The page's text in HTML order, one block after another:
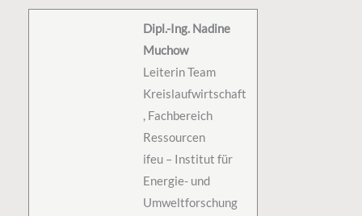
Dipl.-Ing. Nadine
Muchow
Leiterin Team
Kreislaufwirtschaft
, Fachbereich
Ressourcen
ifeu – Institut für
Energie- und
Umweltforschung